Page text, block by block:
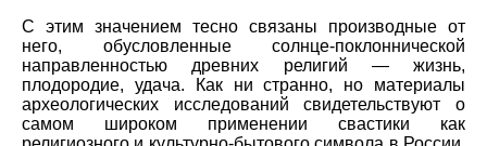
С этим значением тесно связаны производные от
него, обусловленные солнце-поклоннической
направленностью древних религий — жизнь,
плодородие, удача. Как ни странно, но материалы
археологических исследований свидетельствуют о
самом широком применении свастики как